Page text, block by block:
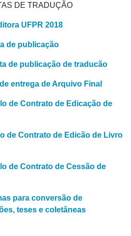
DE TRADUÇÃO
UFPR 2018
de publicação
de publicação de traducão
entrega de Arquivo Final
de Contrato de Edicação de
de Contrato de Edicão de Livro
de Contrato de Cessão de
para conversão de
teses e coletâneas